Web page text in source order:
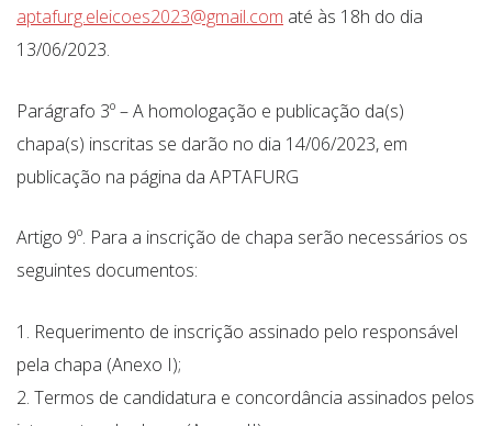
aptafurg.eleicoes2023@gmail.com até às 18h do dia
13/06/2023.
Parágrafo 3º – A homologação e publicação da(s)
chapa(s) inscritas se darão no dia 14/06/2023, em
publicação na página da APTAFURG
Artigo 9º. Para a inscrição de chapa serão necessários os
seguintes documentos:
Requerimento de inscrição assinado pelo responsável
pela chapa (Anexo I);
Termos de candidatura e concordância assinados pelos